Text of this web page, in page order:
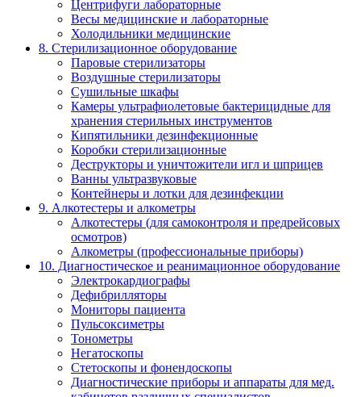
Центрифуги лабораторные
Весы медицинские и лабораторные
Холодильники медицинские
8. Стерилизационное оборудование
Паровые стерилизаторы
Воздушные стерилизаторы
Сушильные шкафы
Камеры ультрафиолетовые бактерицидные для
хранения стерильных инструментов
Кипятильники дезинфекционные
Коробки стерилизационные
Деструкторы и уничтожители игл и шприцев
Ванны ультразвуковые
Контейнеры и лотки для дезинфекции
9. Алкотестеры и алкометры
Алкотестеры (для самоконтроля и предрейсовых
осмотров)
Алкометры (профессиональные приборы)
10. Диагностическое и реанимационное оборудование
Электрокардиографы
Дефибрилляторы
Мониторы пациента
Пульсоксиметры
Тонометры
Негатоскопы
Стетоскопы и фонендоскопы
Диагностические приборы и аппараты для мед.